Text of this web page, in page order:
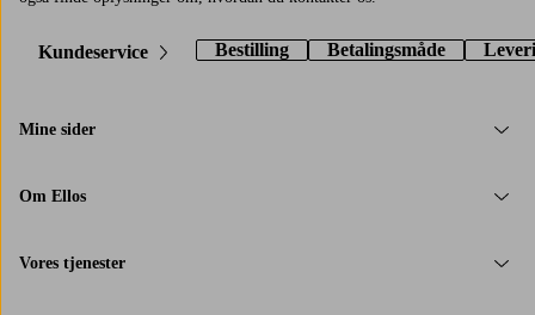
Kundeservice Bestilling Betalingsmåde
Mine sider
Om Ellos
Vores tjenester